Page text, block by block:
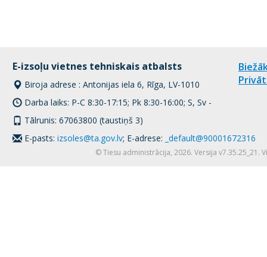
E-izsoļu vietnes tehniskais atbalsts
Biroja adrese : Antonijas iela 6, Rīga, LV-1010
Darba laiks: P-C 8:30-17:15; Pk 8:30-16:00; S, Sv -
Tālrunis: 67063800 (taustiņš 3)
E-pasts: izsoles@ta.gov.lv; E-adrese: _default@90001672316
© Tiesu administrācija, 2026. Versija